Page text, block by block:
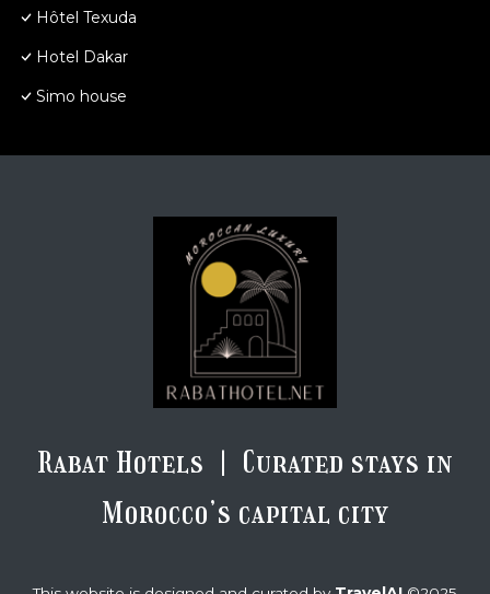
Hôtel Texuda
Hotel Dakar
Simo house
Rabat Hotels | Curated stays in
Morocco’s capital city